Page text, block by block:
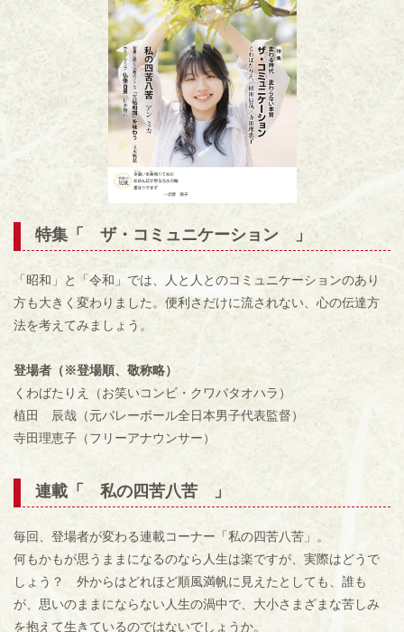
特集「 ザ・コミュニケーション 」
「昭和」と「令和」では、人と人とのコミュニケーションのあり
方も大きく変わりました。便利さだけに流されない、心の伝達方
法を考えてみましょう。
登場者（※登場順、敬称略）
くわばたりえ（お笑いコンビ・クワバタオハラ）
植田 辰哉（元バレーボール全日本男子代表監督）
寺田理恵子（フリーアナウンサー）
連載「 私の四苦八苦 」
毎回、登場者が変わる連載コーナー「私の四苦八苦」。
何もかもが思うままになるのなら人生は楽ですが、実際はどうで
しょう？ 外からはどれほど順風満帆に見えたとしても、誰も
が、思いのままにならない人生の渦中で、大小さまざまな苦しみ
を抱えて生きているのではないでしょうか。